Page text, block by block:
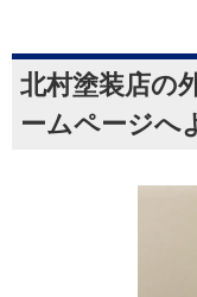
北村塗装店の
ームページへ